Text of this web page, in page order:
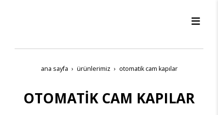
ana sayfa ürünleri̇mi̇z otomati̇k cam kapilar
OTOMATİK CAM KAPILAR